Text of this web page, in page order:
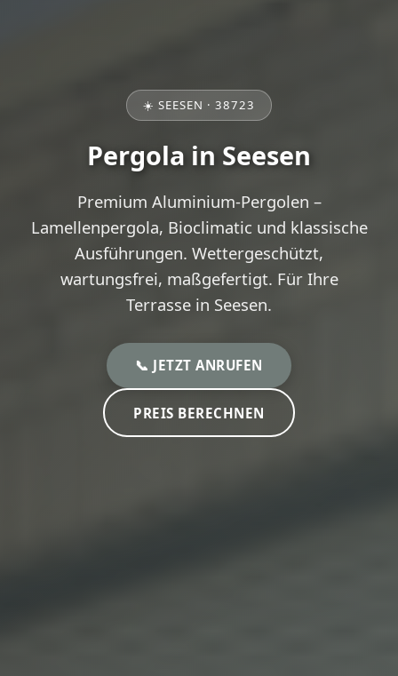
☀️ SEESEN · 38723
Pergola in Seesen
Premium Aluminium-Pergolen –
Lamellenpergola, Bioclimatic und klassische
Ausführungen. Wettergeschützt,
wartungsfrei, maßgefertigt. Für Ihre
Terrasse in Seesen.
📞 JETZT ANRUFEN
PREIS BERECHNEN